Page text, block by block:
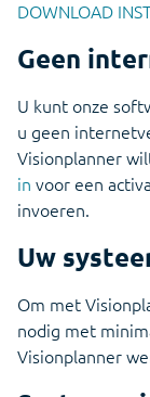
DOWNLOAD
Geen
U kunt onze
u geen
Visionplanner
in voor een
invoeren.
Uw
Om met
nodig met
Visionplanner